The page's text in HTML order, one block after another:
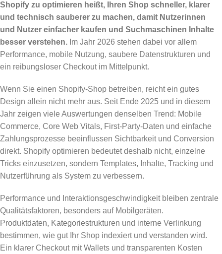
Shopify zu optimieren heißt, Ihren Shop schneller, klarer
und technisch sauberer zu machen, damit Nutzerinnen
und Nutzer einfacher kaufen und Suchmaschinen Inhalte
besser verstehen. Im Jahr 2026 stehen dabei vor allem
Performance, mobile Nutzung, saubere Datenstrukturen und
ein reibungsloser Checkout im Mittelpunkt.
Wenn Sie einen Shopify-Shop betreiben, reicht ein gutes
Design allein nicht mehr aus. Seit Ende 2025 und in diesem
Jahr zeigen viele Auswertungen denselben Trend: Mobile
Commerce, Core Web Vitals, First-Party-Daten und einfache
Zahlungsprozesse beeinflussen Sichtbarkeit und Conversion
direkt. Shopify optimieren bedeutet deshalb nicht, einzelne
Tricks einzusetzen, sondern Templates, Inhalte, Tracking und
Nutzerführung als System zu verbessern.
Performance und Interaktionsgeschwindigkeit bleiben zentrale
Qualitätsfaktoren, besonders auf Mobilgeräten.
Produktdaten, Kategoriestrukturen und interne Verlinkung
bestimmen, wie gut Ihr Shop indexiert und verstanden wird.
Ein klarer Checkout mit Wallets und transparenten Kosten